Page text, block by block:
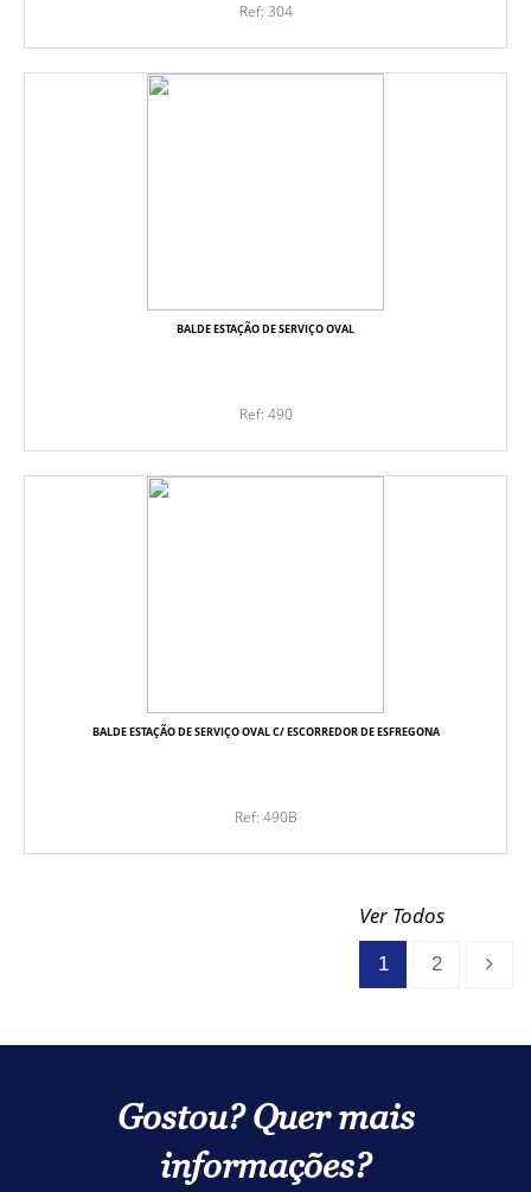
Ref: 304
BALDE ESTAÇÃO DE SERVIÇO OVAL
Ref: 490
BALDE ESTAÇÃO DE SERVIÇO OVAL C/ ESCORREDOR DE ESFREGONA
Ref: 490B
Ver Todos
1 2
Gostou? Quer mais
informações?